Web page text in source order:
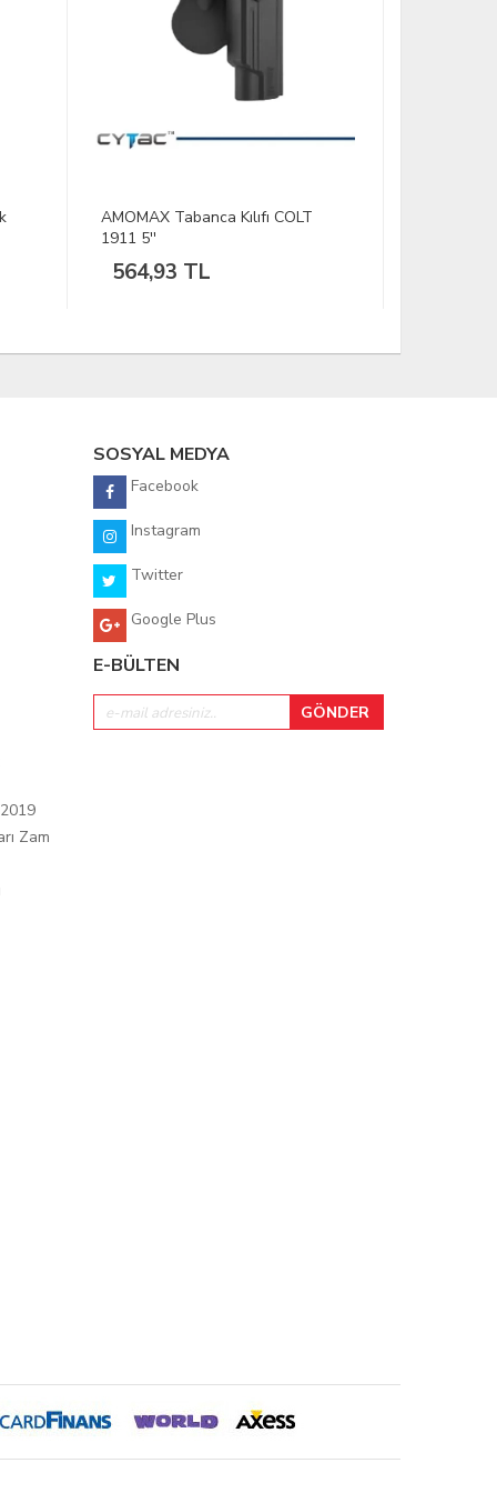
MANO 5'' Organizer Kutu
27,84 TL
Zam
SOSYAL MEDYA
Facebook
Instagram
Twitter
Google Plus
E-BÜLTEN